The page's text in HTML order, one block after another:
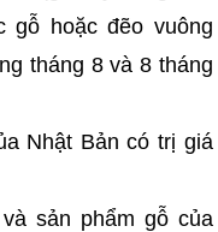
gỗ hoặc đẽo vuông
tháng 8 và 8 tháng
Nhật Bản có trị giá
sản phẩm gỗ của